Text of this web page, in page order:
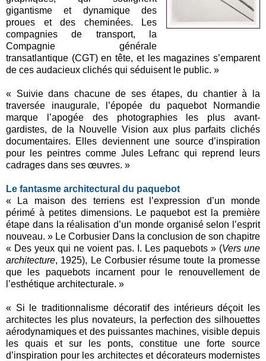
gigantisme et dynamique des
proues et des cheminées. Les
compagnies de transport, la
Compagnie générale
transatlantique (CGT) en tête, et les magazines s’emparent
de ces audacieux clichés qui séduisent le public. »
« Suivie dans chacune de ses étapes, du chantier à la
traversée inaugurale, l’épopée du paquebot Normandie
marque l’apogée des photographies les plus avant-
gardistes, de la Nouvelle Vision aux plus parfaits clichés
documentaires. Elles deviennent une source d’inspiration
pour les peintres comme Jules Lefranc qui reprend leurs
cadrages dans ses œuvres. »
Le fantasme architectural du paquebot
« La maison des terriens est l’expression d’un monde
périmé à petites dimensions. Le paquebot est la première
étape dans la réalisation d’un monde organisé selon l’esprit
nouveau. » Le Corbusier Dans la conclusion de son chapitre
« Des yeux qui ne voient pas. I. Les paquebots » (Vers une
architecture, 1925), Le Corbusier résume toute la promesse
que les paquebots incarnent pour le renouvellement de
l’esthétique architecturale. »
« Si le traditionnalisme décoratif des intérieurs déçoit les
architectes les plus novateurs, la perfection des silhouettes
aérodynamiques et des puissantes machines, visible depuis
les quais et sur les ponts, constitue une forte source
d’inspiration pour les architectes et décorateurs modernistes